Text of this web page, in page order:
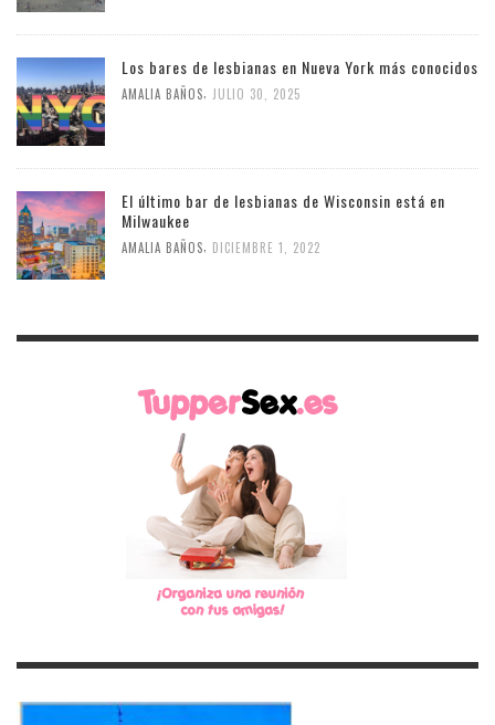
Los bares de lesbianas en Nueva York más conocidos
AMALIA BAÑOS, JULIO 30, 2025
El último bar de lesbianas de Wisconsin está en
Milwaukee
AMALIA BAÑOS, DICIEMBRE 1, 2022